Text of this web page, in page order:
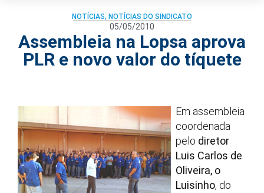
NOTÍCIAS, NOTÍCIAS DO SINDICATO
05/05/2010
Assembleia na Lopsa aprova
PLR e novo valor do tíquete
Em assembleia
coordenada
pelo diretor
Luis Carlos de
Oliveira, o
Luisinho, do